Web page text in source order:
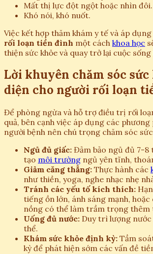
Mất thị lực đột ngột hoặc nhìn đôi.
Khó nói, khó nuốt.
Việc kết hợp thăm khám y tế và áp
rối loạn tiền đình một cách khoa học
thiện sức khỏe và quay trở lại cuộc
Lời khuyên chăm sóc
diện cho người rối loạn
Để phòng ngừa và hỗ trợ điều trị rối
quả, bên cạnh việc áp dụng các phương
người bệnh nên chú trọng chăm sóc
Ngủ đủ giấc: Đảm bảo ngủ đủ 7-8
tạo môi trường ngủ yên tĩnh,
Giảm căng thẳng: Thực hành các
như thiền, yoga, nghe nhạc nhẹ
Tránh các yếu tố kích thích:
tiếng ồn lớn, ánh sáng mạnh,
nồng có thể làm trầm trọng thêm
Uống đủ nước: Duy trì lượng
thể.
Khám sức khỏe định kỳ: Tầm
kỳ để phát hiện sớm các vấn đề